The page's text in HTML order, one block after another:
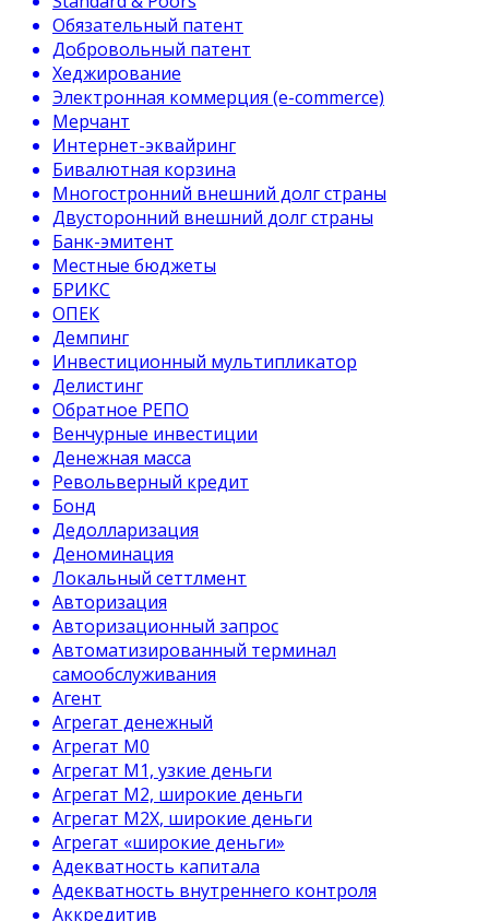
Обязательный патент
Добровольный патент
Хеджирование
Электронная коммерция (e-commerce)
Мерчант
Интернет-эквайринг
Бивалютная корзина
Многостронний внешний долг страны
Двусторонний внешний долг страны
Банк-эмитент
Местные бюджеты
БРИКС
ОПЕК
Демпинг
Инвестиционный мультипликатор
Делистинг
Обратное РЕПО
Венчурные инвестиции
Денежная масса
Револьверный кредит
Бонд
Дедолларизация
Деноминация
Локальный сеттлмент
Авторизация
Авторизационный запрос
Автоматизированный терминал
самообслуживания
Агент
Агрегат денежный
Агрегат М0
Агрегат М1, узкие деньги
Агрегат М2, широкие деньги
Агрегат М2Х, широкие деньги
Агрегат «широкие деньги»
Адекватность капитала
Адекватность внутреннего контроля
Аккредитив